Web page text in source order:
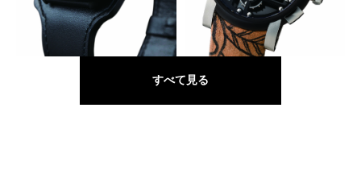
ROMAIN JEROME
サブクラフト スピードメタル
ROMAIN JEROME
タトゥーDNA BY ゾイル
すべて見る